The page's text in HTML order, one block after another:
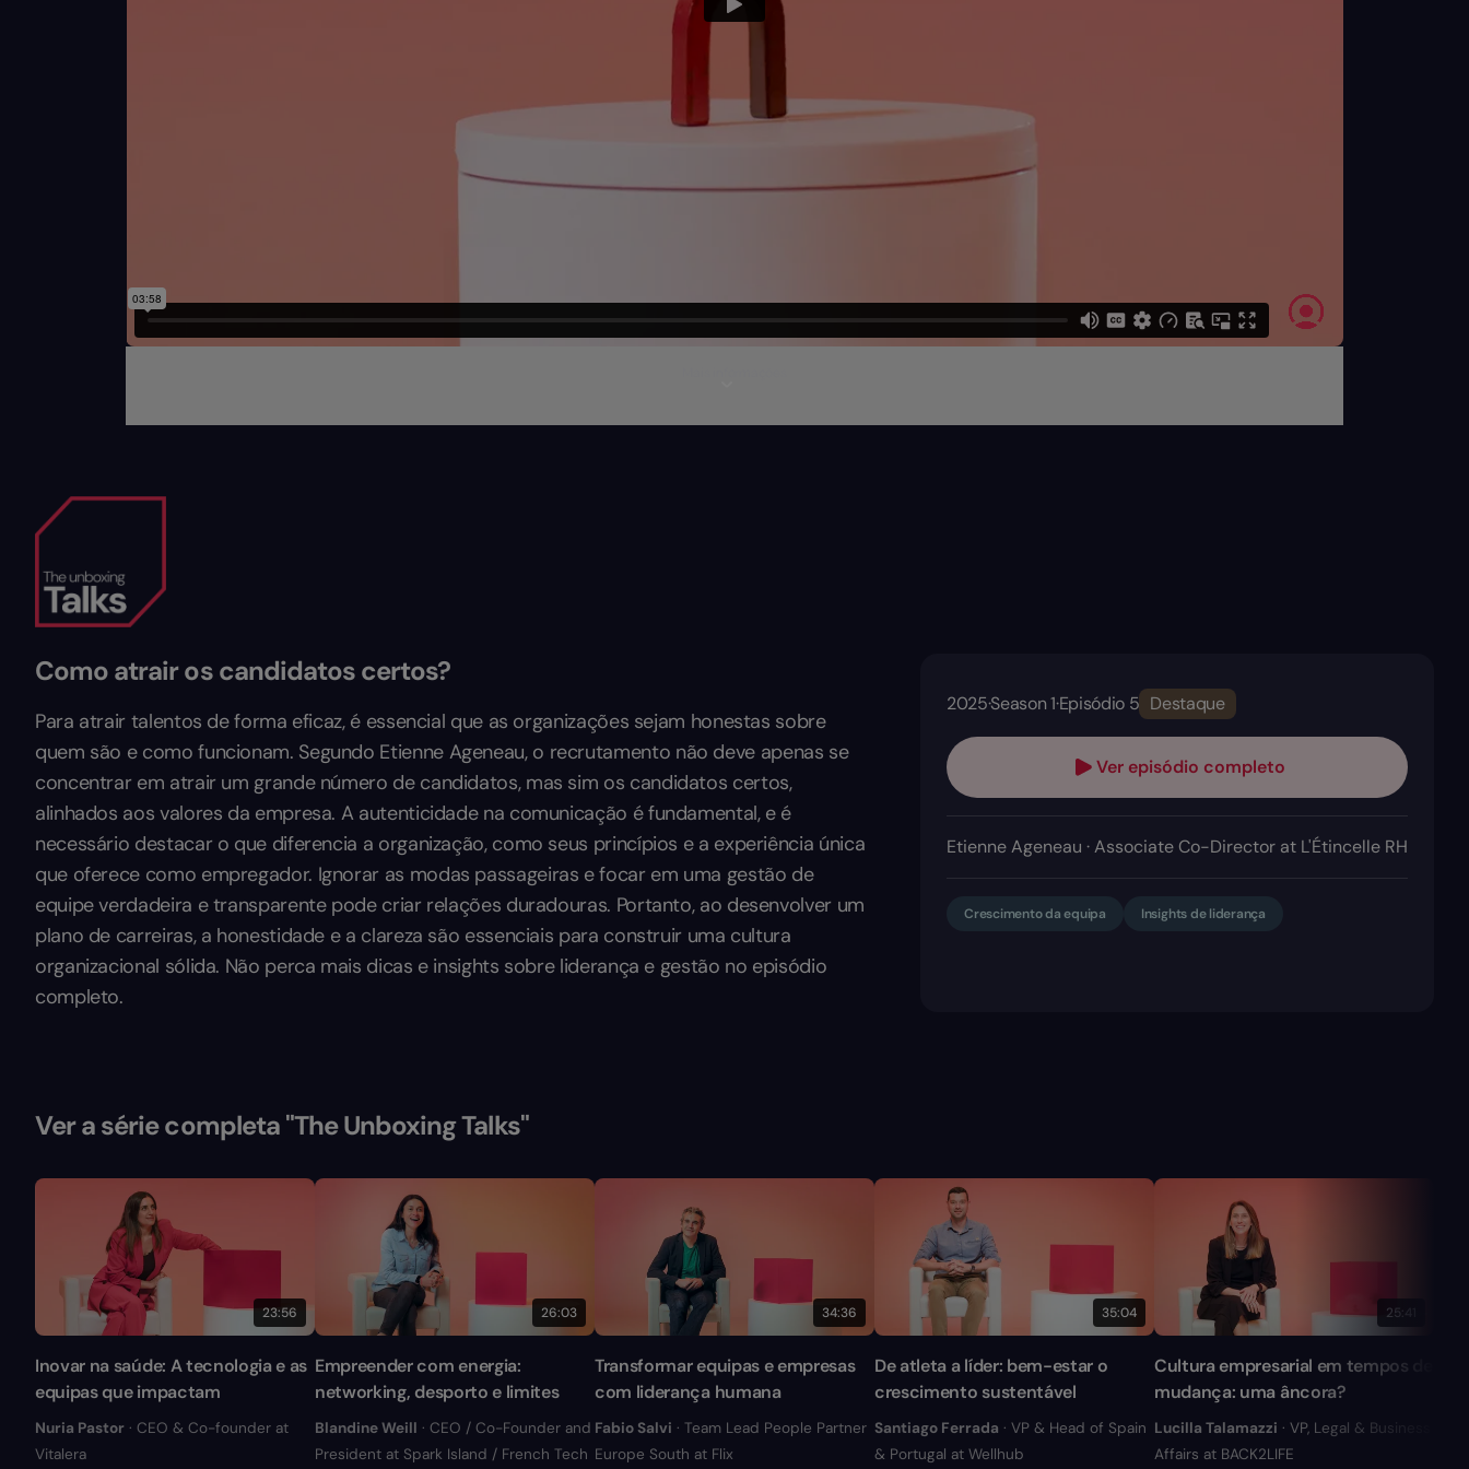
Como atrair os candidatos certos?
Para atrair talentos de forma eficaz, é essencial que as organizações sejam honestas sobre
quem são e como funcionam. Segundo Etienne Ageneau, o recrutamento não deve apenas se
concentrar em atrair um grande número de candidatos, mas sim os candidatos certos,
alinhados aos valores da empresa. A autenticidade na comunicação é fundamental, e é
necessário destacar o que diferencia a organização, como seus princípios e a experiência única
que oferece como empregador. Ignorar as modas passageiras e focar em uma gestão de
equipe verdadeira e transparente pode criar relações duradouras. Portanto, ao desenvolver um
plano de carreiras, a honestidade e a clareza são essenciais para construir uma cultura
organizacional sólida. Não perca mais dicas e insights sobre liderança e gestão no episódio
completo.
2025·Season 1·Episódio 5 Destaque
Ver episódio completo
Etienne Ageneau · Associate Co-Director at L'Étincelle RH
Crescimento da equipa Insights de liderança
Ver a série completa "The Unboxing Talks"
23:56
Inovar na saúde: A tecnologia e as
equipas que impactam
Nuria Pastor · CEO & Co-founder at
Vitalera
26:03
Empreender com energia:
networking, desporto e limites
Blandine Weill · CEO / Co-Founder and
President at Spark Island / French Tech
34:36
Transformar equipas e empresas
com liderança humana
Fabio Salvi · Team Lead People Partner
Europe South at Flix
35:04
De atleta a líder: bem-estar o
crescimento sustentável
Santiago Ferrada · VP & Head of Spain
& Portugal at Wellhub
25:41
Cultura empresarial em tempos de
mudança: uma âncora?
Lucilla Talamazzi · VP, Legal & Business
Affairs at BACK2LIFE